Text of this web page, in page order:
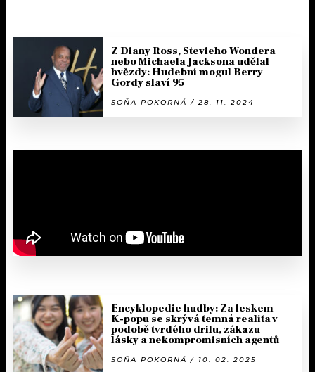
Z Diany Ross, Stevieho Wondera
nebo Michaela Jacksona udělal
hvězdy: Hudební mogul Berry
Gordy slaví 95
SOŇA POKORNÁ / 28. 11. 2024
Encyklopedie hudby: Za leskem
K-popu se skrývá temná realita v
podobě tvrdého drilu, zákazu
lásky a nekompromisních agentů
SOŇA POKORNÁ / 10. 02. 2025